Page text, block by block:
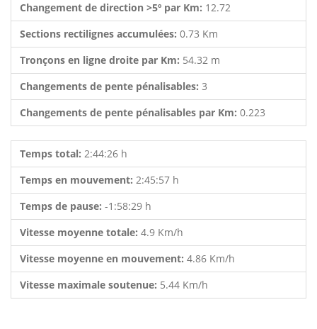
Changement de direction >5º par Km: 12.72
Sections rectilignes accumulées: 0.73 Km
Tronçons en ligne droite par Km: 54.32 m
Changements de pente pénalisables: 3
Changements de pente pénalisables par Km: 0.223
Temps total: 2:44:26 h
Temps en mouvement: 2:45:57 h
Temps de pause: -1:58:29 h
Vitesse moyenne totale: 4.9 Km/h
Vitesse moyenne en mouvement: 4.86 Km/h
Vitesse maximale soutenue: 5.44 Km/h